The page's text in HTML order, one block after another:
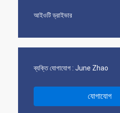
আইওটি ড্রাইভার
ব্যক্তি যোগাযোগ : June Zhao
যোগাযোগ